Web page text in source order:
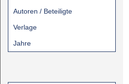
Autoren / Beteiligte
Verlage
Jahre